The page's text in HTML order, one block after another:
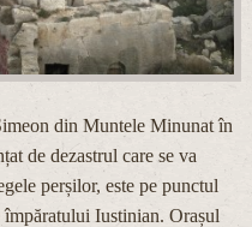
din Muntele Minunat în
de dezastrul care se va
perșilor, este pe punctul
împăratului Iustinian. Orașul